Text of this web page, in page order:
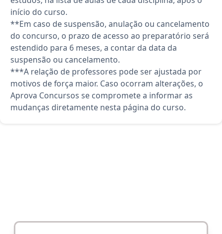
início do curso.
**Em caso de suspensão, anulação ou cancelamento
do concurso, o prazo de acesso ao preparatório será
estendido para 6 meses, a contar da data da
suspensão ou cancelamento.
***A relação de professores pode ser ajustada por
motivos de força maior. Caso ocorram alterações, o
Aprova Concursos se compromete a informar as
mudanças diretamente nesta página do curso.